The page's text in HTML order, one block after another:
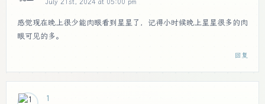
July 21st, 2024 at 05:00 pm
感觉现在晚上很少能肉眼看到星星了，记得小时候晚上星星很多的肉
眼可见的多。
回复
1